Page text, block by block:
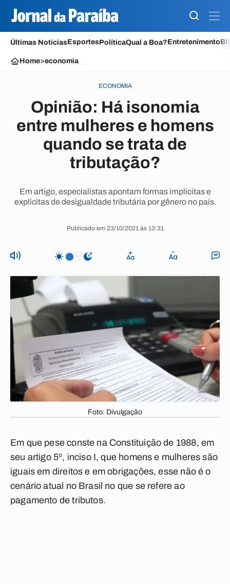
Últimas NotíciasEsportesPolíticaQual a Boa?Entretenimento
Home>economia
ECONOMIA
Opinião: Há isonomia
entre mulheres e homens
quando se trata de
tributação?
Em artigo, especialistas apontam formas implícitas e
explícitas de desigualdade tributária por gênero no país.
Publicado em 23/10/2021 às 13:31
Foto: Divulgação
Em que pese conste na Constituição de 1988, em
seu artigo 5º, inciso I, que homens e mulheres são
iguais em direitos e em obrigações, esse não é o
cenário atual no Brasil no que se refere ao
pagamento de tributos.